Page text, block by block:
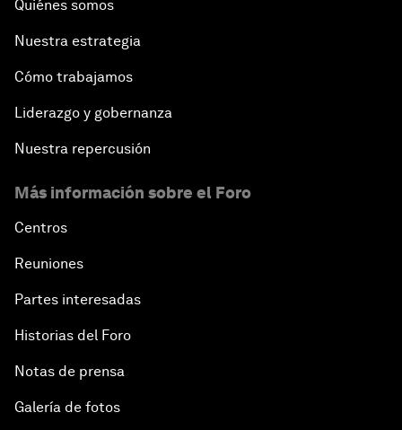
Quiénes somos
Nuestra estrategia
Cómo trabajamos
Liderazgo y gobernanza
Nuestra repercusión
Más información sobre el Foro
Centros
Reuniones
Partes interesadas
Historias del Foro
Notas de prensa
Galería de fotos